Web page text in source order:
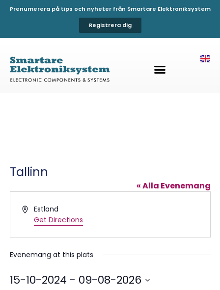
Prenumerera på tips och nyheter från Smartare Elektroniksystem
Registrera dig
Tallinn
« Alla Evenemang
Address
Estland
Get Directions
Evenemang at this plats
15-10-2024 - 09-08-2026